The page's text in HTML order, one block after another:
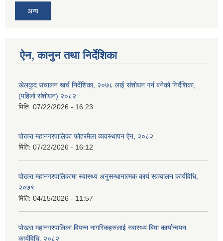
अन्य
ऐन, कानुन तथा निर्देशिका
खेलकुद संचालन खर्च निर्देशिका, २०७८ लाई संशोधन गर्न बनेको निर्देशिका,
(पहिलो संशोधन) २०८२
मिति: 07/22/2026 - 16:23
पोखरा महानगरपालिका फोहरमैला व्यवस्थापन ऐन, २०८२
मिति: 07/22/2026 - 16:12
पोखरा महानगरपालिकामा स्वास्थ्य अनुसन्धानात्मक कार्य सञ्चालन कार्यविधि,
२०७९
मिति: 04/15/2026 - 11:57
पोखरा महानगरपालिका विपन्न नागरिकहरुलाई स्वास्थ्य बिमा कार्यान्वयन
कार्यविधि, २०८२